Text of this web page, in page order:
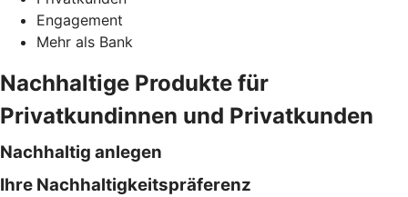
Engagement
Mehr als Bank
Nachhaltige Produkte für
Privatkundinnen und Privatkunden
Nachhaltig anlegen
Ihre Nachhaltigkeitspräferenz